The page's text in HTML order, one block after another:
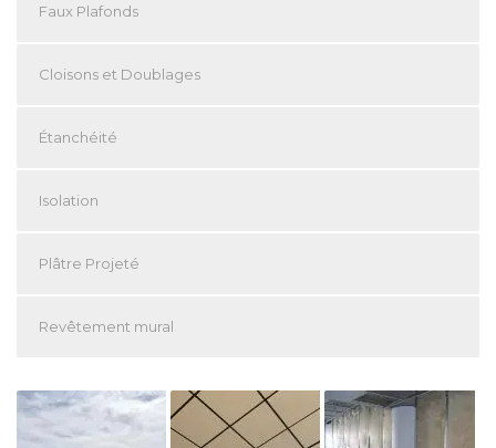
Faux Plafonds
Cloisons et Doublages
Étanchéité
Isolation
Plâtre Projeté
Revêtement mural